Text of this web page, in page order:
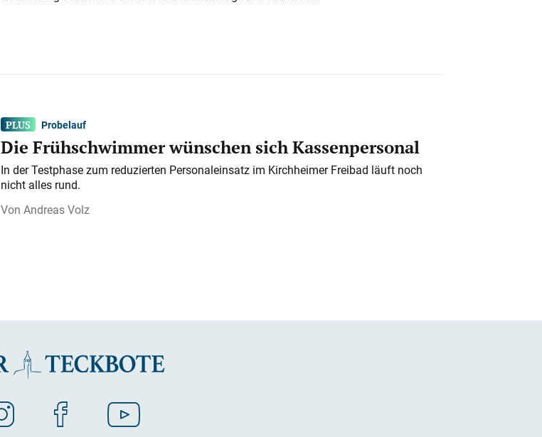
Probelauf
Die Frühschwimmer wünschen sich Kassenpersonal
In der Testphase zum reduzierten Personaleinsatz im Kirchheimer Freibad läuft noch
nicht alles rund.
Andreas Volz